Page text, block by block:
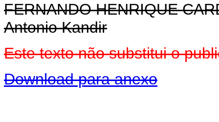
FERNANDO HENRIQUE
Antonio Kandir
Este texto não substitui o
Download para anexo